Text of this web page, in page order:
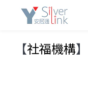
【社福機構】